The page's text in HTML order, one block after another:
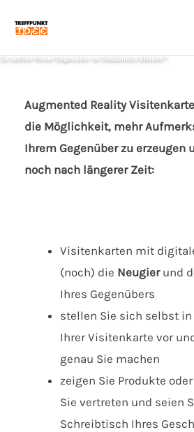
Inhalt
Augmented Reality
die Möglichkeit, mehr
Ihrem Gegenüber zu erzeugen
noch nach längerer Zeit:
Visitenkarten mit
(noch) die Neugierund
Ihres Gegenübers
stellen Sie sich selbst in
Ihrer Visitenkarte vor
genau Sie machen
zeigen Sie Produkte
Sie vertreten und seien
Schreibtisch Ihres